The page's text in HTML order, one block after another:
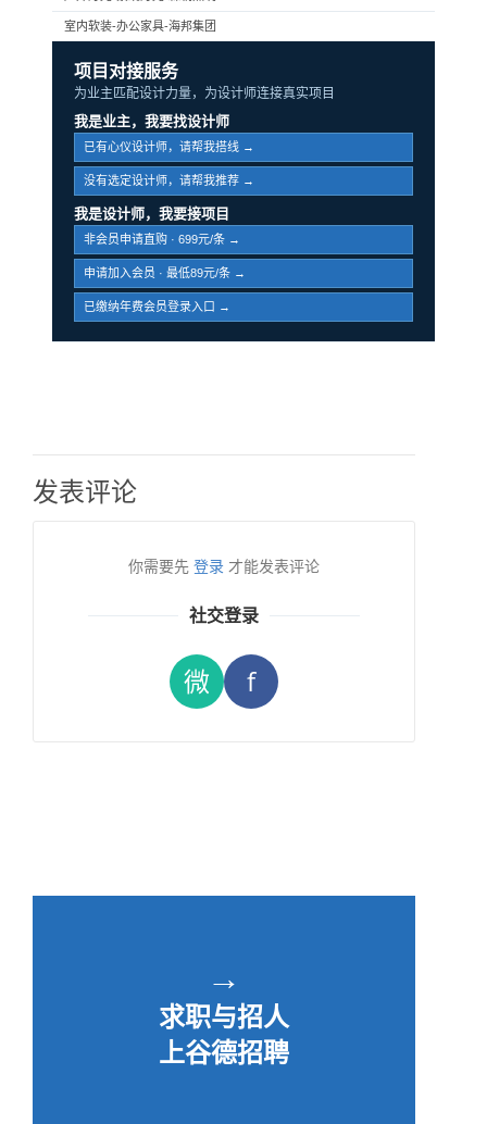
室内软装-办公家具-海邦集团
项目对接服务
为业主匹配设计力量，为设计师连接真实项目
我是业主，我要找设计师
已有心仪设计师，请帮我搭线 →
没有选定设计师，请帮我推荐 →
我是设计师，我要接项目
非会员申请直购 · 699元/条 →
申请加入会员 · 最低89元/条 →
已缴纳年费会员登录入口 →
发表评论
你需要先 登录 才能发表评论
社交登录
微 f
→
求职与招人
上谷德招聘